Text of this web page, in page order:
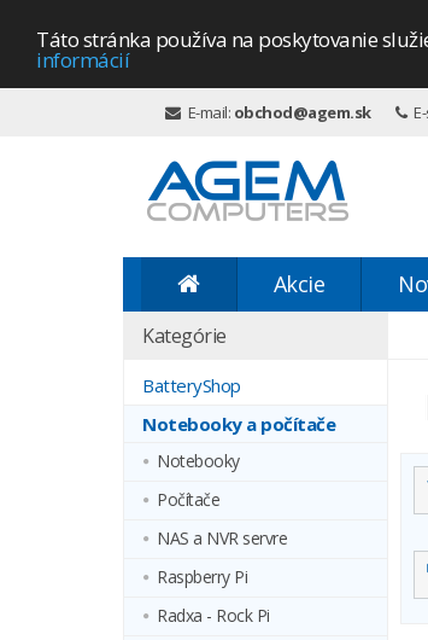
Táto stránka používa na poskytovanie
informácií
E-mail: obchod@agem.sk
Akcie
Kategórie
BatteryShop
Notebooky a počítače
Notebooky
Počítače
NAS a NVR servre
Raspberry Pi
Radxa - Rock Pi